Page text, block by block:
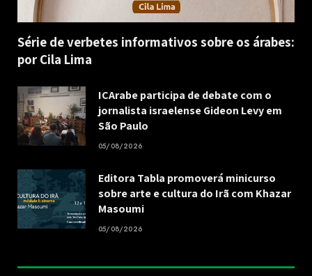
Série de verbetes informativos sobre os árabes:
por Cila Lima
ICArabe participa de debate com o
jornalista israelense Gideon Levy em
São Paulo
05/08/2026
Editora Tabla promoverá minicurso
sobre arte e cultura do Irã com Khazar
Masoumi
05/08/2026